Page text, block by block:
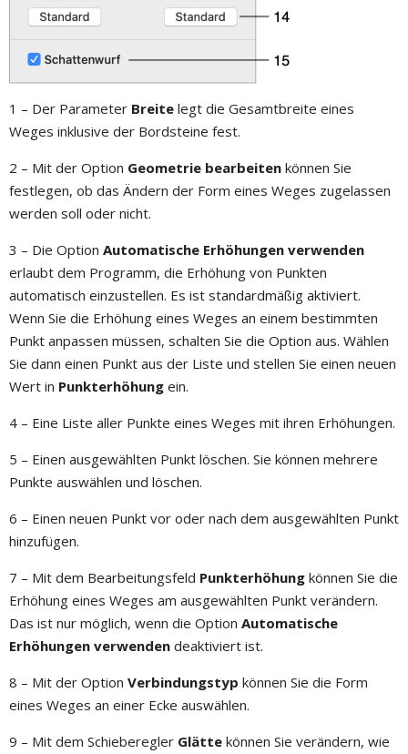
1 – Der Parameter Breite legt die Gesamtbreite eines
Weges inklusive der Bordsteine fest.
2 – Mit der Option Geometrie bearbeiten können Sie
festlegen, ob das Ändern der Form eines Weges zugelassen
werden soll oder nicht.
3 – Die Option Automatische Erhöhungen verwenden
erlaubt dem Programm, die Erhöhung von Punkten
automatisch einzustellen. Es ist standardmäßig aktiviert.
Wenn Sie die Erhöhung eines Weges an einem bestimmten
Punkt anpassen müssen, schalten Sie die Option aus. Wählen
Sie dann einen Punkt aus der Liste und stellen Sie einen neuen
Wert in Punkterhöhung ein.
4 – Eine Liste aller Punkte eines Weges mit ihren Erhöhungen.
5 – Einen ausgewählten Punkt löschen. Sie können mehrere
Punkte auswählen und löschen.
6 – Einen neuen Punkt vor oder nach dem ausgewählten Punkt
hinzufügen.
7 – Mit dem Bearbeitungsfeld Punkterhöhung können Sie die
Erhöhung eines Weges am ausgewählten Punkt verändern.
Das ist nur möglich, wenn die Option Automatische
Erhöhungen verwenden deaktiviert ist.
8 – Mit der Option Verbindungstyp können Sie die Form
eines Weges an einer Ecke auswählen.
9 – Mit dem Schieberegler Glätte können Sie verändern, wie